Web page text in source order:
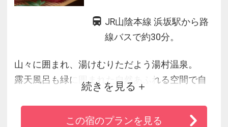
JR山陰本線 浜坂駅から路
線バスで約30分。
山々に囲まれ、湯けむりただよう湯村温泉。
露天風呂も緑に囲まれた自然あふれる空間で自
分だけの時間に浸れる贅沢なひと時を過ごせま
す。
続きを見る
この宿のプランを見る